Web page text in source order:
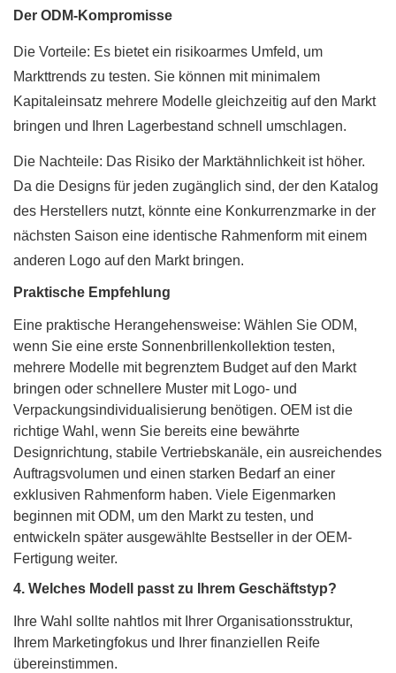
Der ODM-Kompromisse
Die Vorteile: Es bietet ein risikoarmes Umfeld, um
Markttrends zu testen. Sie können mit minimalem
Kapitaleinsatz mehrere Modelle gleichzeitig auf den Markt
bringen und Ihren Lagerbestand schnell umschlagen.
Die Nachteile: Das Risiko der Marktähnlichkeit ist höher.
Da die Designs für jeden zugänglich sind, der den Katalog
des Herstellers nutzt, könnte eine Konkurrenzmarke in der
nächsten Saison eine identische Rahmenform mit einem
anderen Logo auf den Markt bringen.
Praktische Empfehlung
Eine praktische Herangehensweise: Wählen Sie ODM,
wenn Sie eine erste Sonnenbrillenkollektion testen,
mehrere Modelle mit begrenztem Budget auf den Markt
bringen oder schnellere Muster mit Logo- und
Verpackungsindividualisierung benötigen. OEM ist die
richtige Wahl, wenn Sie bereits eine bewährte
Designrichtung, stabile Vertriebskanäle, ein ausreichendes
Auftragsvolumen und einen starken Bedarf an einer
exklusiven Rahmenform haben. Viele Eigenmarken
beginnen mit ODM, um den Markt zu testen, und
entwickeln später ausgewählte Bestseller in der OEM-
Fertigung weiter.
4. Welches Modell passt zu Ihrem Geschäftstyp?
Ihre Wahl sollte nahtlos mit Ihrer Organisationsstruktur,
Ihrem Marketingfokus und Ihrer finanziellen Reife
übereinstimmen.